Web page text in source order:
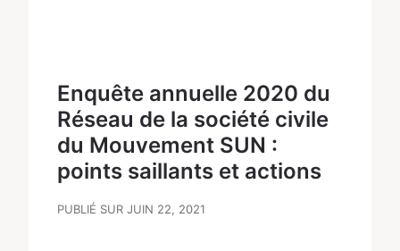
Enquête annuelle 2020 du
Réseau de la société civile
du Mouvement SUN :
points saillants et actions
PUBLIÉ SUR JUIN 22, 2021